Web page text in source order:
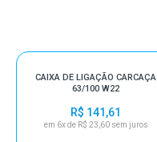
CAIXA DE LIGAÇÃO CARCAÇA
63/100 W22
R$ 141,61
em 6x de R$ 23,60 sem juros